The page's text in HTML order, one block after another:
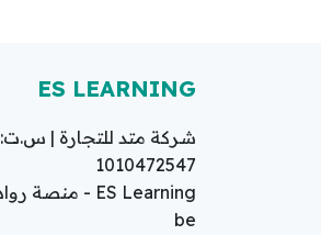
ES LEARNING
شركة متد للتجارة | س.ت:
1010472547
be